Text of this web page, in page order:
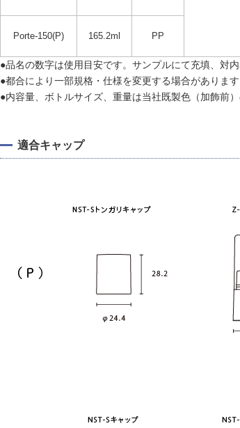
Porte-150(P) 165.2ml PP
●品名の数字は使用目安です。サンプルにて充填、対
●都合により一部規格・仕様を変更する場合があります
●内容量、ボトルサイズ、重量は当社既製色（加飾前
適合キャップ